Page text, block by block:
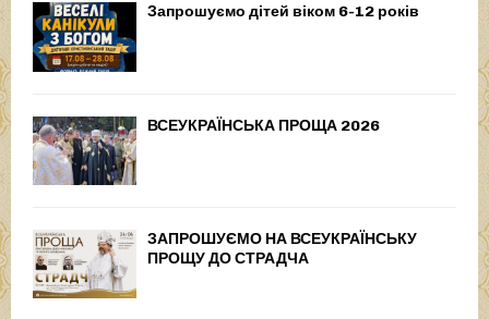
Запрошуємо дітей віком 6-12 років
ВСЕУКРАЇНСЬКА ПРОЩА 2026
ЗАПРОШУЄМО НА ВСЕУКРАЇНСЬКУ
ПРОЩУ ДО СТРАДЧА